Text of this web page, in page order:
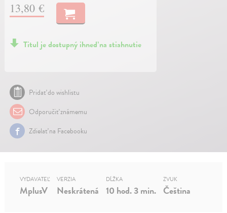
13,80 €
Titul je dostupný ihneď na stiahnutie
Pridať do wishlistu
Odporučiť známemu
Zdielať na Facebooku
VYDAVATEĽ
MplusV
VERZIA
Neskrátená
DĹŽKA
10 hod. 3 min.
ZVUK
Čeština